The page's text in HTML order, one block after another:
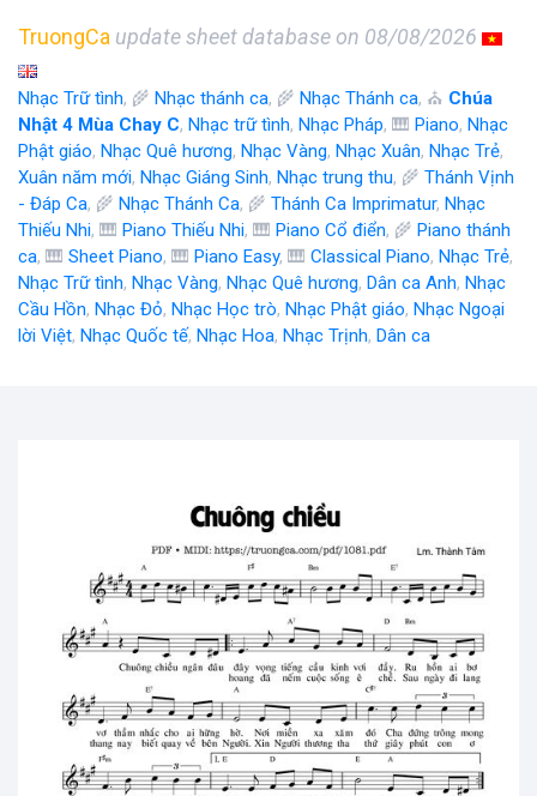
TruongCa update sheet database on 08/08/2026
Nhạc Trữ tình, 🌾 Nhạc thánh ca, 🌾 Nhạc Thánh ca, ⛪ Chúa
Nhật 4 Mùa Chay C, Nhạc trữ tình, Nhạc Pháp, 🎹 Piano, Nhạc
Phật giáo, Nhạc Quê hương, Nhạc Vàng, Nhạc Xuân, Nhạc Trẻ,
Xuân năm mới, Nhạc Giáng Sinh, Nhạc trung thu, 🌾 Thánh Vịnh
- Đáp Ca, 🌾 Nhạc Thánh Ca, 🌾 Thánh Ca Imprimatur, Nhạc
Thiếu Nhi, 🎹 Piano Thiếu Nhi, 🎹 Piano Cổ điển, 🌾 Piano thánh
ca, 🎹 Sheet Piano, 🎹 Piano Easy, 🎹 Classical Piano, Nhạc Trẻ,
Nhạc Trữ tình, Nhạc Vàng, Nhạc Quê hương, Dân ca Anh, Nhạc
Cầu Hồn, Nhạc Đỏ, Nhạc Học trò, Nhạc Phật giáo, Nhạc Ngoại
lời Việt, Nhạc Quốc tế, Nhạc Hoa, Nhạc Trịnh, Dân ca